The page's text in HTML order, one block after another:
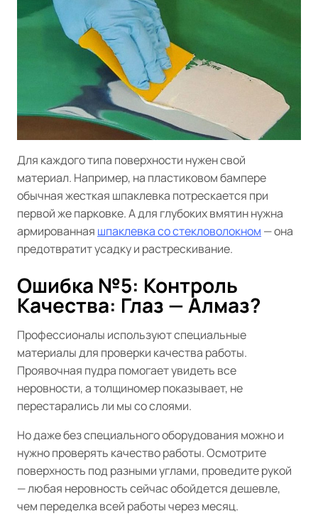
Для каждого типа поверхности нужен свой
материал. Например, на пластиковом бампере
обычная жесткая шпаклевка потрескается при
первой же парковке. А для глубоких вмятин нужна
армированная шпаклевка со стекловолокном — она
предотвратит усадку и растрескивание.
Ошибка №5: Контроль
Качества: Глаз — Алмаз?
Профессионалы используют специальные
материалы для проверки качества работы.
Проявочная пудра помогает увидеть все
неровности, а толщиномер показывает, не
перестарались ли мы со слоями.
Но даже без специального оборудования можно и
нужно проверять качество работы. Осмотрите
поверхность под разными углами, проведите рукой
— любая неровность сейчас обойдется дешевле,
чем переделка всей работы через месяц.